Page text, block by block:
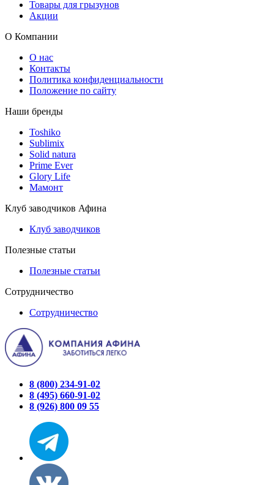
Товары для грызунов
Акции
О Компании
О нас
Контакты
Политика конфиденциальности
Положение по сайту
Наши бренды
Toshiko
Sublimix
Solid natura
Prime Ever
Glory Life
Мамонт
Клуб заводчиков Афина
Клуб заводчиков
Полезные статьи
Полезные статьи
Сотрудничество
Сотрудничество
8 (800) 234-91-02
8 (495) 660-91-02
8 (926) 800 09 55